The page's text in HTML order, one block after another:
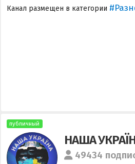
Канал размещен в категории
публичный
НАША
49434